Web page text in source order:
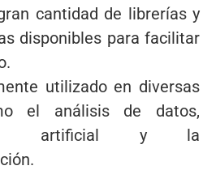
cantidad de librerías y
disponibles para facilitar
utilizado en diversas
el análisis de datos,
artificial y la